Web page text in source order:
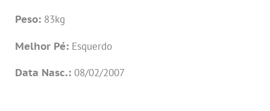
Peso: 83kg
Melhor Pé: Esquerdo
Data Nasc.: 08/02/2007